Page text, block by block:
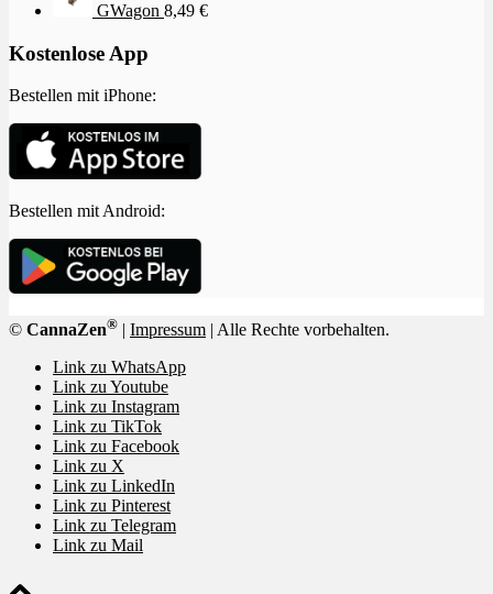
GWagon 8,49 €
Kostenlose App
Bestellen mit iPhone:
Bestellen mit Android:
© CannaZen® | Impressum | Alle Rechte vorbehalten.
Link zu WhatsApp
Link zu Youtube
Link zu Instagram
Link zu TikTok
Link zu Facebook
Link zu X
Link zu LinkedIn
Link zu Pinterest
Link zu Telegram
Link zu Mail